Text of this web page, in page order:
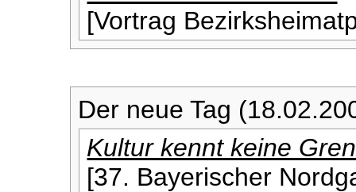
[Vortrag
Der neue Tag
Kultur kennt keine
[37. Bayerischer